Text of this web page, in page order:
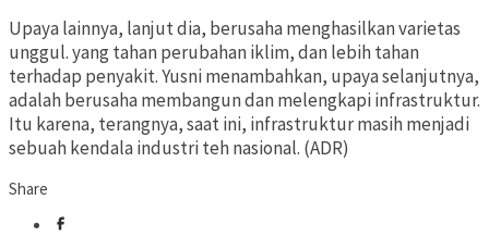
Upaya lainnya, lanjut dia, berusaha menghasilkan varietas
unggul. yang tahan perubahan iklim, dan lebih tahan
terhadap penyakit. Yusni menambahkan, upaya selanjutnya,
adalah berusaha membangun dan melengkapi infrastruktur.
Itu karena, terangnya, saat ini, infrastruktur masih menjadi
sebuah kendala industri teh nasional. (ADR)
Share